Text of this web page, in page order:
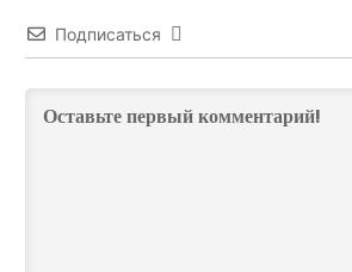
Подписаться